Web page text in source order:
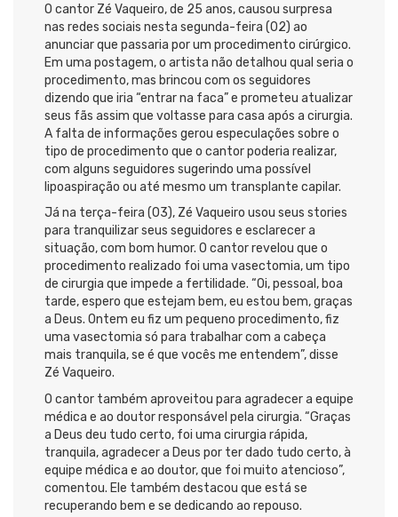
O cantor Zé Vaqueiro, de 25 anos, causou surpresa
nas redes sociais nesta segunda-feira (02) ao
anunciar que passaria por um procedimento cirúrgico.
Em uma postagem, o artista não detalhou qual seria o
procedimento, mas brincou com os seguidores
dizendo que iria “entrar na faca” e prometeu atualizar
seus fãs assim que voltasse para casa após a cirurgia.
A falta de informações gerou especulações sobre o
tipo de procedimento que o cantor poderia realizar,
com alguns seguidores sugerindo uma possível
lipoaspiração ou até mesmo um transplante capilar.
Já na terça-feira (03), Zé Vaqueiro usou seus stories
para tranquilizar seus seguidores e esclarecer a
situação, com bom humor. O cantor revelou que o
procedimento realizado foi uma vasectomia, um tipo
de cirurgia que impede a fertilidade. “Oi, pessoal, boa
tarde, espero que estejam bem, eu estou bem, graças
a Deus. Ontem eu fiz um pequeno procedimento, fiz
uma vasectomia só para trabalhar com a cabeça
mais tranquila, se é que vocês me entendem”, disse
Zé Vaqueiro.
O cantor também aproveitou para agradecer a equipe
médica e ao doutor responsável pela cirurgia. “Graças
a Deus deu tudo certo, foi uma cirurgia rápida,
tranquila, agradecer a Deus por ter dado tudo certo, à
equipe médica e ao doutor, que foi muito atencioso”,
comentou. Ele também destacou que está se
recuperando bem e se dedicando ao repouso.